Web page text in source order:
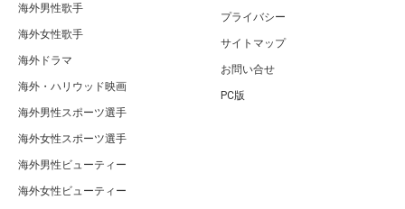
海外男性歌手
海外女性歌手
海外ドラマ
海外・ハリウッド映画
海外男性スポーツ選手
海外女性スポーツ選手
海外男性ビューティー
海外女性ビューティー
プライバシー
サイトマップ
お問い合せ
PC版